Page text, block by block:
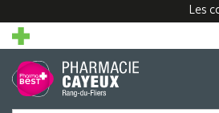
Les